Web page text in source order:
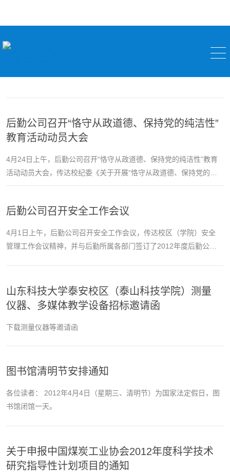
后勤公司召开“恪守从政道德、保持党的纯洁性”
教育活动动员大会
4月24日上午，后勤公司召开“恪守从政道德、保持党的纯洁性”教育
活动动员大会，传达校纪委《关于开展“恪守从政道德、保持党的纯
洁性”教育活动的通知》，就后勤公司党总支开展主题教育活动进行
后勤公司召开安全工作会议
4月1日上午，后勤公司召开安全工作会议，传达校区（学院）安全
管理工作会议精神，并与后勤所属各部门签订了2012年度后勤公司
山东科技大学泰安校区（泰山科技学院）测量
仪器、多媒体教学设备招标邀请函
下载测量仪器等邀请函
图书馆清明节安排通知
各位读者： 2012年4月4日（星期三、清明节）为国家法定假日，图
书馆闭馆一天。
关于申报中国煤炭工业协会2012年度科学技术
研究指导性计划项目的通知